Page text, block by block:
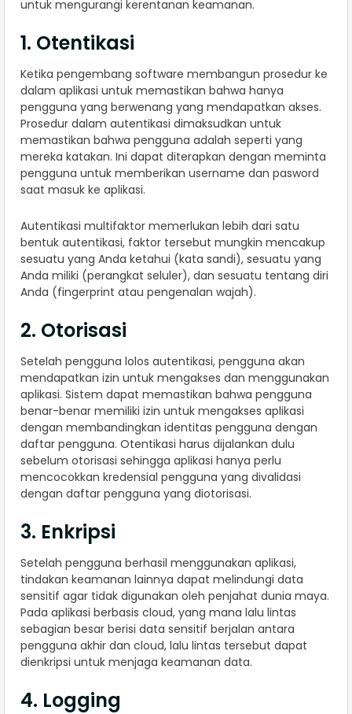
untuk mengurangi kerentanan keamanan.
1. Otentikasi
Ketika pengembang software membangun prosedur ke
dalam aplikasi untuk memastikan bahwa hanya
pengguna yang berwenang yang mendapatkan akses.
Prosedur dalam autentikasi dimaksudkan untuk
memastikan bahwa pengguna adalah seperti yang
mereka katakan. Ini dapat diterapkan dengan meminta
pengguna untuk memberikan username dan pasword
saat masuk ke aplikasi.
Autentikasi multifaktor memerlukan lebih dari satu
bentuk autentikasi, faktor tersebut mungkin mencakup
sesuatu yang Anda ketahui (kata sandi), sesuatu yang
Anda miliki (perangkat seluler), dan sesuatu tentang diri
Anda (fingerprint atau pengenalan wajah).
2. Otorisasi
Setelah pengguna lolos autentikasi, pengguna akan
mendapatkan izin untuk mengakses dan menggunakan
aplikasi. Sistem dapat memastikan bahwa pengguna
benar-benar memiliki izin untuk mengakses aplikasi
dengan membandingkan identitas pengguna dengan
daftar pengguna. Otentikasi harus dijalankan dulu
sebelum otorisasi sehingga aplikasi hanya perlu
mencocokkan kredensial pengguna yang divalidasi
dengan daftar pengguna yang diotorisasi.
3. Enkripsi
Setelah pengguna berhasil menggunakan aplikasi,
tindakan keamanan lainnya dapat melindungi data
sensitif agar tidak digunakan oleh penjahat dunia maya.
Pada aplikasi berbasis cloud, yang mana lalu lintas
sebagian besar berisi data sensitif berjalan antara
pengguna akhir dan cloud, lalu lintas tersebut dapat
dienkripsi untuk menjaga keamanan data.
4. Logging